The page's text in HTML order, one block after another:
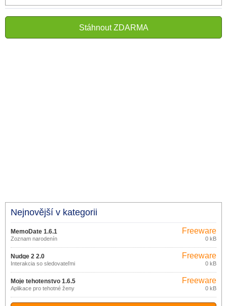
Stáhnout ZDARMA
Nejnovější v kategorii
MemoDate 1.6.1
Zoznam narodenín
Freeware
0 kB
Nudge 2 2.0
Interakcia so sledovateľmi
Freeware
0 kB
Moje tehotenstvo 1.6.5
Aplikace pro tehotné ženy
Freeware
0 kB